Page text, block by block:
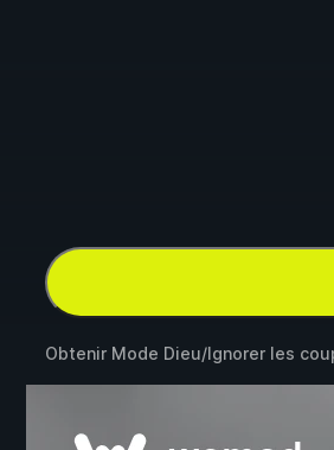
Obtenir Mode Dieu/Ignorer les